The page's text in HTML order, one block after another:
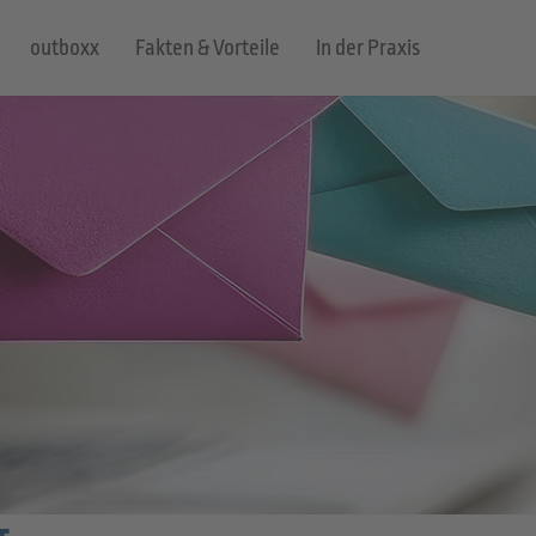
outboxx Fakten & Vorteile In der Praxis